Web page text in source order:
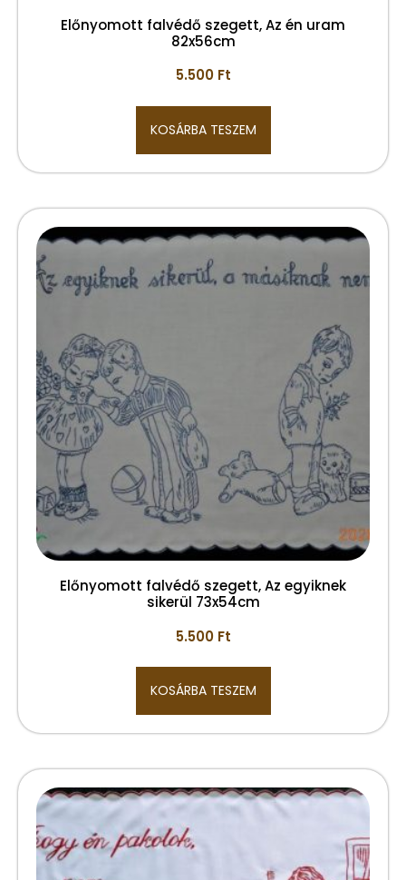
Előnyomott falvédő szegett, Az én uram
82x56cm
5.500 Ft
KOSÁRBA TESZEM
Előnyomott falvédő szegett, Az egyiknek
sikerül 73x54cm
5.500 Ft
KOSÁRBA TESZEM